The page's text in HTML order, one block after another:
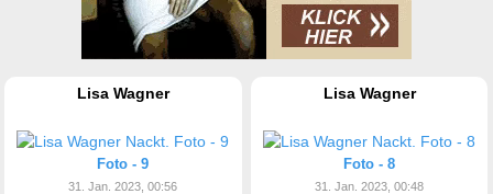
Lisa Wagner
Foto - 9
31. Jan. 2023, 00:56
Lisa Wagner
Foto - 8
31. Jan. 2023, 00:48